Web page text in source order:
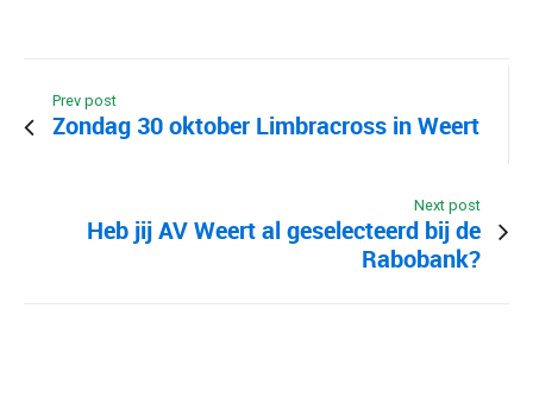
Prev post
Zondag 30 oktober Limbracross in Weert
Next post
Heb jij AV Weert al geselecteerd bij de
Rabobank?